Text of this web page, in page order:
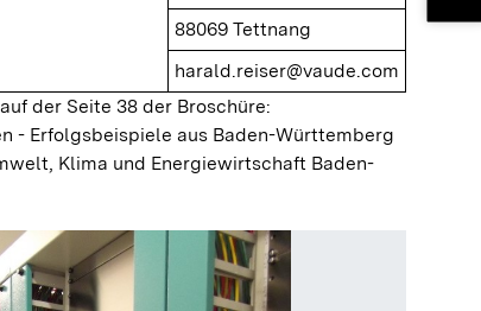
88069 Tettnang
harald.reiser@vaude.com
der Seite 38 der Broschüre:
- Erfolgsbeispiele aus Baden-Württemberg
Klima und Energiewirtschaft Baden-